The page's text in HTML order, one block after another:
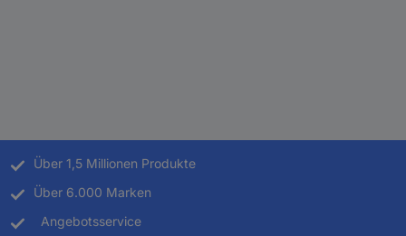
Über 1,5 Millionen Produkte
Über 6.000 Marken
Angebotsservice